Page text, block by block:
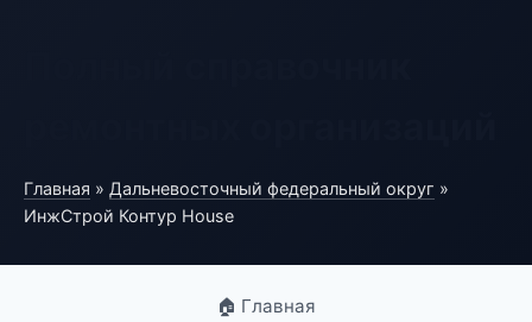
Главная » Дальневосточный федеральный округ »
ИнжСтрой Контур House
🏠 Главная